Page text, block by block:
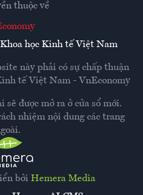
bởi Hemera Media
thuộc về
học Kinh tế Việt Nam
này phải có sự chấp thuận
tế Việt Nam - VnEconomy
sẽ được mở ra ở cửa sổ mới.
nhiệm nội dung các trang